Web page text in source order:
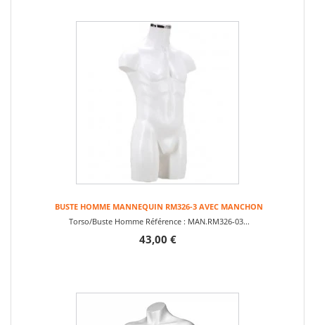
BUSTE HOMME MANNEQUIN RM326-3 AVEC MANCHON
Torso/Buste Homme Référence : MAN.RM326-03...
43,00 €